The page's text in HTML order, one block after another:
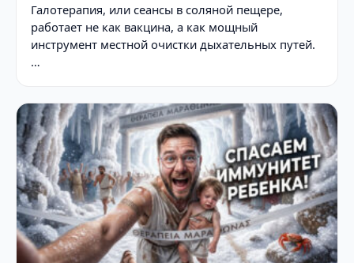
Галотерапия, или сеансы в соляной пещере,
работает не как вакцина, а как мощный
инструмент местной очистки дыхательных путей.
…